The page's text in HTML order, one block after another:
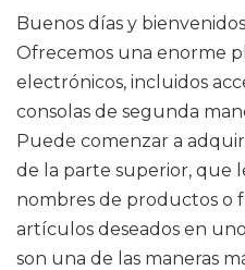
Buenos días y
Ofrecemos una enorme
electrónicos, incluidos
consolas de segunda
Puede comenzar a
de la parte superior, que
nombres de productos o
artículos deseados en
son una de las maneras